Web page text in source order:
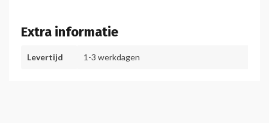
Extra informatie
Levertijd 1-3 werkdagen